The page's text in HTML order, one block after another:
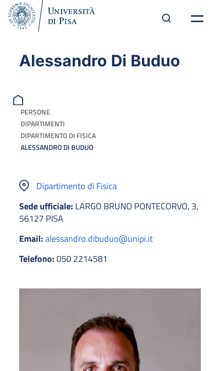
Alessandro Di Buduo
PERSONE
DIPARTIMENTI
DIPARTIMENTO DI FISICA
ALESSANDRO DI BUDUO
Dipartimento di Fisica
Sede ufficiale: LARGO BRUNO PONTECORVO, 3,
56127 PISA
Email:alessandro.dibuduo@unipi.it
Telefono:050 2214581